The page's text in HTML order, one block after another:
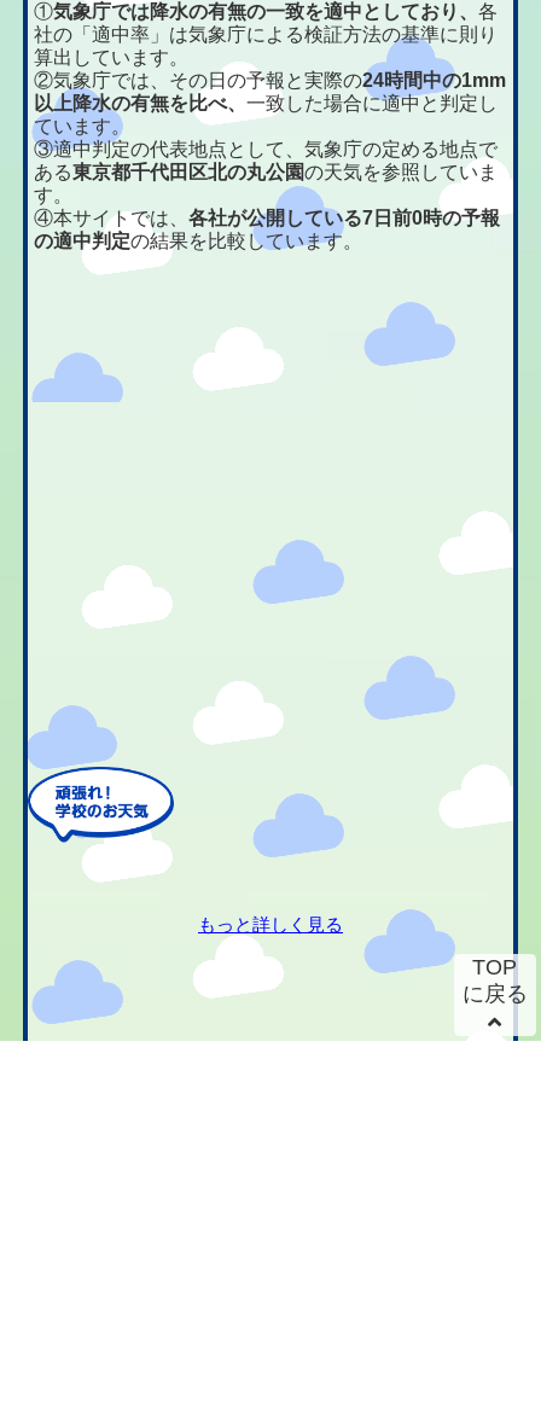
①気象庁では降水の有無の一致を適中としており、各
社の「適中率」は気象庁による検証方法の基準に則り
算出しています。
②気象庁では、その日の予報と実際の24時間中の1mm
以上降水の有無を比べ、一致した場合に適中と判定し
ています。
③適中判定の代表地点として、気象庁の定める地点で
ある東京都千代田区北の丸公園の天気を参照していま
す。
④本サイトでは、各社が公開している7日前0時の予報
の適中判定の結果を比較しています。
もっと詳しく見る
TOP
に戻る